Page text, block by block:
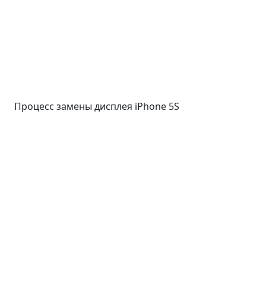
Процесс замены дисплея iPhone 5S